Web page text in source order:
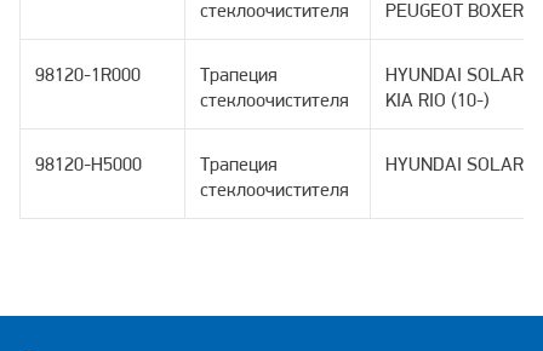
стеклоочистителя
PEUGEOT BOXER
98120-1R000
Трапеция
стеклоочистителя
HYUNDAI
KIA RIO (10-)
98120-H5000
Трапеция
стеклоочистителя
HYUNDAI